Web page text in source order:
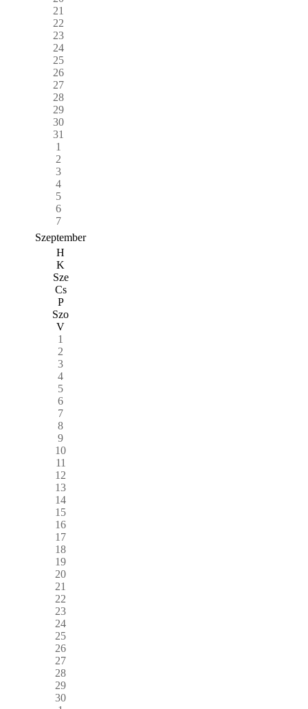
21
22
23
24
25
26
27
28
29
30
31
1
2
3
4
5
6
7
Szeptember
H
K
Sze
Cs
P
Szo
V
1
2
3
4
5
6
7
8
9
10
11
12
13
14
15
16
17
18
19
20
21
22
23
24
25
26
27
28
29
30